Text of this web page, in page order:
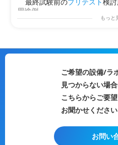
最終試験前のプリテスト検
用途例
ISO10605/IEC 61000-4-2準
もっと
ご希望の設備/ラ
見つからない場合
こちらからご要
お聞かせください
お問い